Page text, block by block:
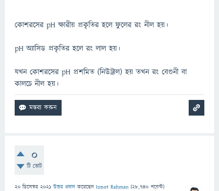
কোশরসের pH ক্ষারীয় প্রকৃতির হলে ফুলের রং নীল হয়।
pH অ্যাসিড প্রকৃতির হলে রং লাল হয়।
যখন কোশরসের pH প্রশমিত (নিউট্রাল) হয় তখন রং বেগুনী বা
কালচে নীল হয়।
0
টি ভোট
20 ডিসেম্বর 2021 উত্তর প্রদান করেছেন Ismot Rahman (28,740 পয়েন্ট)